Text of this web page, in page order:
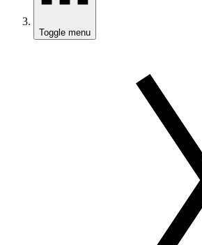
Toggle menu